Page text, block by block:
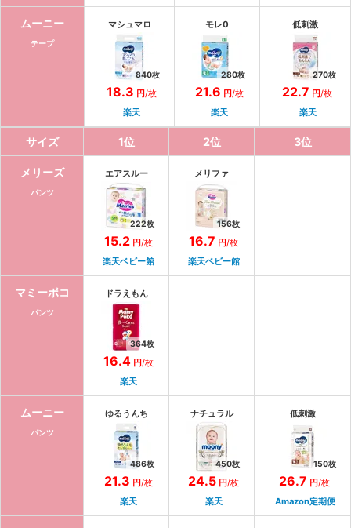
ムーニー
テープ
マシュマロ
840枚
18.3 円/枚
楽天
モレ0
280枚
21.6 円/枚
楽天
低刺激
270枚
22.7 円/枚
楽天
サイズ 1位 2位 3位
メリーズ
パンツ
エアスルー
222枚
15.2 円/枚
楽天ベビー館
メリファ
156枚
16.7 円/枚
楽天ベビー館
マミーポコ
パンツ
ドラえもん
364枚
16.4 円/枚
楽天
ムーニー
パンツ
ゆるうんち
486枚
21.3 円/枚
楽天
ナチュラル
450枚
24.5 円/枚
楽天
低刺激
150枚
26.7 円/枚
Amazon定期便